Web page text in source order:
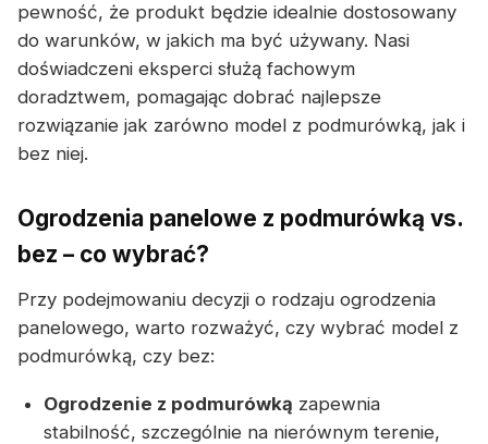
pewność, że produkt będzie idealnie dostosowany
do warunków, w jakich ma być używany. Nasi
doświadczeni eksperci służą fachowym
doradztwem, pomagając dobrać najlepsze
rozwiązanie jak zarówno model z podmurówką, jak i
bez niej.
Ogrodzenia panelowe z podmurówką vs.
bez – co wybrać?
Przy podejmowaniu decyzji o rodzaju ogrodzenia
panelowego, warto rozważyć, czy wybrać model z
podmurówką, czy bez:
Ogrodzenie z podmurówką zapewnia
stabilność, szczególnie na nierównym terenie,